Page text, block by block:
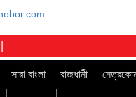
সারা বাংলা রাজধানী